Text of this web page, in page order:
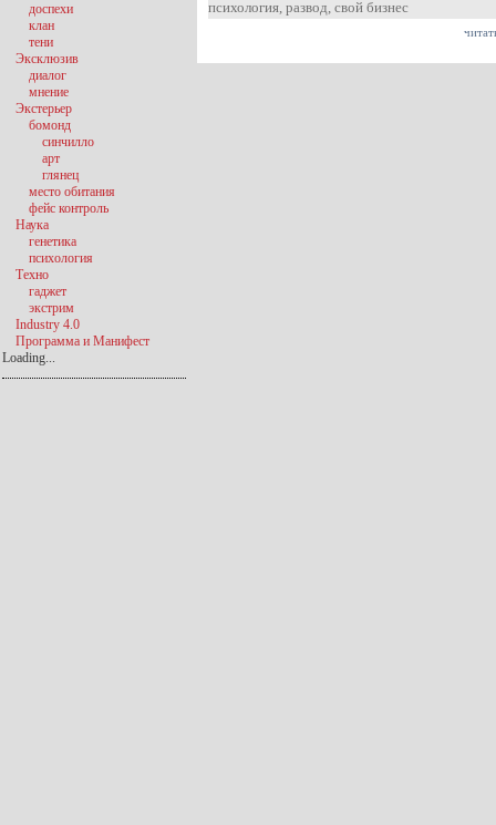
психология, развод, свой бизнес
доспехи
клан
тени
Эксклюзив
диалог
мнение
Экстерьер
бомонд
синчилло
арт
глянец
место обитания
фейс контроль
Наука
генетика
психология
Техно
гаджет
экстрим
Industry 4.0
Программа и Манифест
Loading...